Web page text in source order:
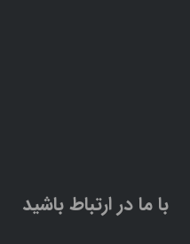
با ما در ارتباط باشید